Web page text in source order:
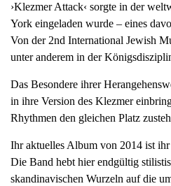
›Klezmer Attack‹ sorgte in der
York eingeladen wurde – eines
Von der 2nd International Jewish
unter anderem in der
Das Besondere ihrer
in ihre Version des Klezmer
Rhythmen den gleichen Platz
Ihr aktuelles Album von 2014 ist ihr
Die Band hebt hier endgültig
skandinavischen Wurzeln auf die